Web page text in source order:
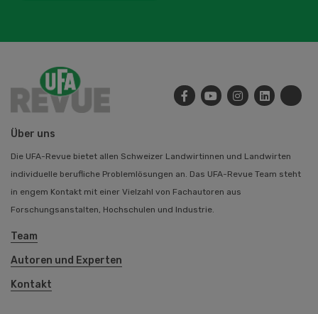
Über uns
Die UFA-Revue bietet allen Schweizer Landwirtinnen und Landwirten
individuelle berufliche Problemlösungen an. Das UFA-Revue Team steht
in engem Kontakt mit einer Vielzahl von Fachautoren aus
Forschungsanstalten, Hochschulen und Industrie.
Team
Autoren und Experten
Kontakt